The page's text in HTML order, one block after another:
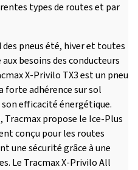
types de routes et par
pneus été, hiver et toutes
besoins des conducteurs
X-Privilo TX3 est un pneu
forte adhérence sur sol
efficacité énergétique.
propose le Ice-Plus
conçu pour les routes
une sécurité grâce à une
Le Tracmax X-Privilo All